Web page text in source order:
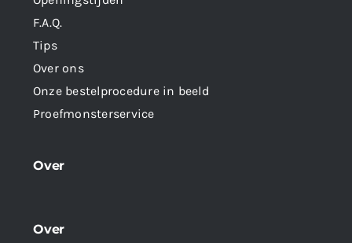
F.A.Q.
Tips
Over ons
Onze bestelprocedure in beeld
Proefmonsterservice
Over
Over